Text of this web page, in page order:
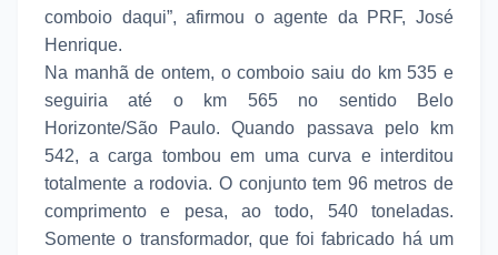
comboio daqui”, afirmou o agente da PRF, José
Henrique.
Na manhã de ontem, o comboio saiu do km 535 e
seguiria até o km 565 no sentido Belo
Horizonte/São Paulo. Quando passava pelo km
542, a carga tombou em uma curva e interditou
totalmente a rodovia. O conjunto tem 96 metros de
comprimento e pesa, ao todo, 540 toneladas.
Somente o transformador, que foi fabricado há um